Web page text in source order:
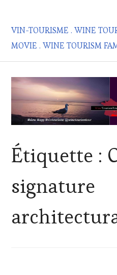
contenu
principal
VIN-TOURISME . WINE
MOVIE . WINE TOURISM
Étiquette :
signature